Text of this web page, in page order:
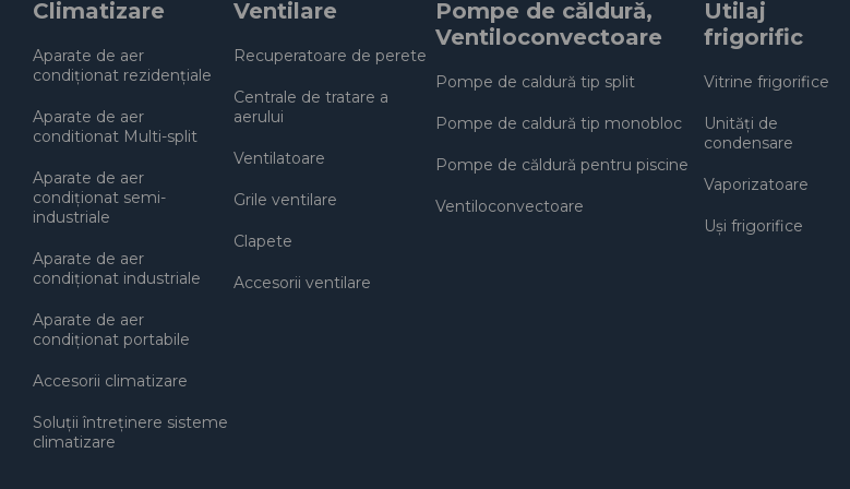
Climatizare
Aparate de aer
condiționat rezidențiale
Aparate de aer
conditionat Multi-split
Aparate de aer
condiționat semi-
industriale
Aparate de aer
condiționat industriale
Aparate de aer
condiționat portabile
Accesorii climatizare
Soluţii întreţinere sisteme
climatizare
Ventilare
Recuperatoare de perete
Centrale de tratare a
aerului
Ventilatoare
Grile ventilare
Clapete
Accesorii ventilare
Pompe de căldură,
Ventiloconvectoare
Pompe de caldură tip split
Pompe de caldură tip monobloc
Pompe de căldură pentru piscine
Ventiloconvectoare
Utilaj
frigorific
Vitrine frigorifice
Unități de
condensare
Vaporizatoare
Uși frigorifice